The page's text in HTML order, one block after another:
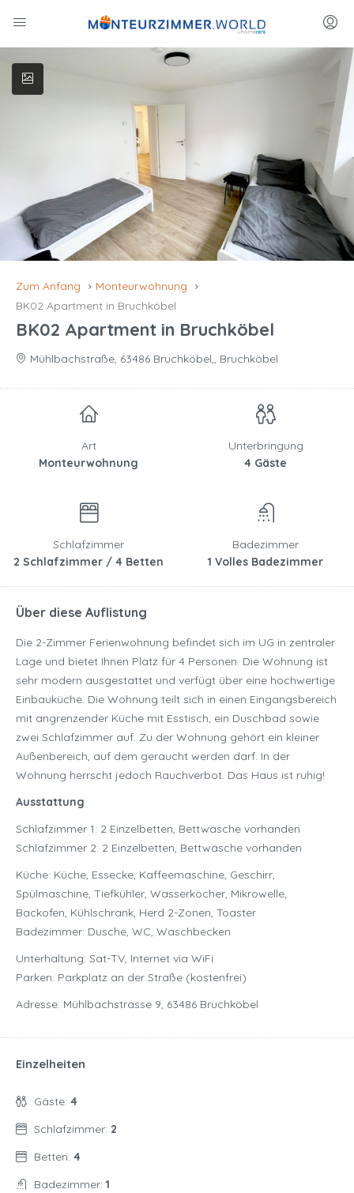
Zum Anfang
Monteurwohnung
BK02 Apartment in Bruchköbel
BK02 Apartment in Bruchköbel
Mühlbachstraße, 63486 Bruchköbel,, Bruchköbel
Art
Monteurwohnung
Unterbringung
4 Gäste
Schlafzimmer
2 Schlafzimmer / 4 Betten
Badezimmer
1 Volles Badezimmer
Über diese Auflistung
Die 2-Zimmer Ferienwohnung befindet sich im UG in zentraler
Lage und bietet Ihnen Platz für 4 Personen. Die Wohnung ist
sehr modern ausgestattet und verfügt über eine hochwertige
Einbauküche. Die Wohnung teilt sich in einen Eingangsbereich
mit angrenzender Küche mit Esstisch, ein Duschbad sowie
zwei Schlafzimmer auf. Zu der Wohnung gehört ein kleiner
Außenbereich, auf dem geraucht werden darf. In der
Wohnung herrscht jedoch Rauchverbot. Das Haus ist ruhig!
Ausstattung
Schlafzimmer 1: 2 Einzelbetten, Bettwäsche vorhanden
Schlafzimmer 2: 2 Einzelbetten, Bettwäsche vorhanden
Küche: Küche, Essecke, Kaffeemaschine, Geschirr,
Spülmaschine, Tiefkühler, Wasserkocher, Mikrowelle,
Backofen, Kühlschrank, Herd 2-Zonen, Toaster
Badezimmer: Dusche, WC, Waschbecken
Unterhaltung: Sat-TV, Internet via WiFi
Parken: Parkplatz an der Straße (kostenfrei)
Adresse: Mühlbachstrasse 9, 63486 Bruchköbel
Einzelheiten
Gäste: 4
Schlafzimmer: 2
Betten: 4
Badezimmer: 1